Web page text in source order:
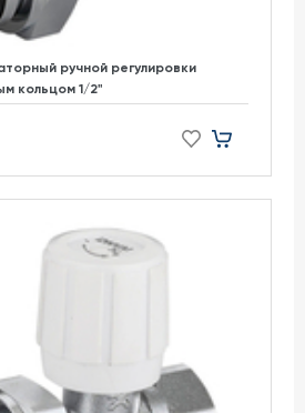
ручной регулировки
кольцом 1/2"